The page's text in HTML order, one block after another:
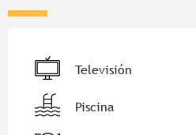
Televisión
Piscina